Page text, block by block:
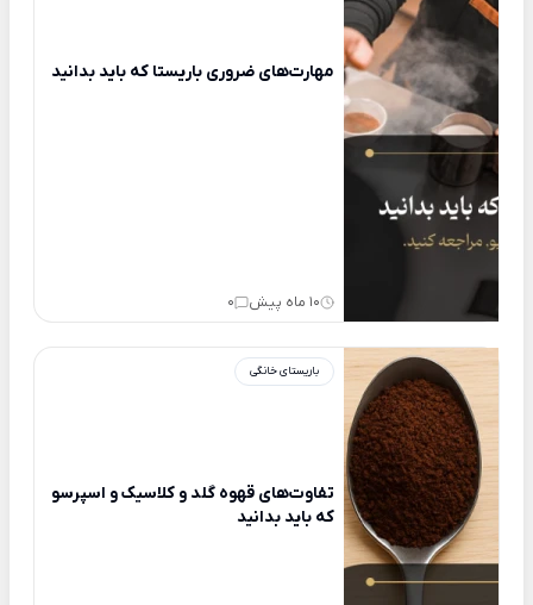
مهارت‌های ضروری باریستا که باید بدانید
10 ماه پیش 0
باریستای خانگی
تفاوت‌های قهوه گلد و کلاسیک و اسپرسو
که باید بدانید